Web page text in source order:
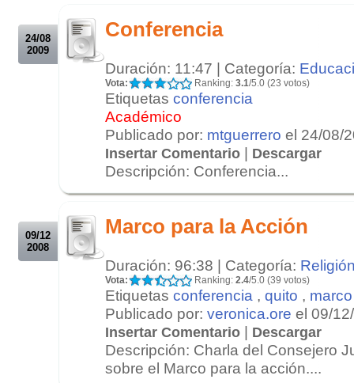
24/08
2009
Conferencia
Duración: 11:47 | Categoría:
Vota: Ranking: 3.1/5.0 (23 votos)
Etiquetas conferencia
Académico
Publicado por: mtguerrero el 24/08/
Insertar Comentario | Descargar
Descripción: Conferencia...
09/12
2008
Marco para la Acción
Duración: 96:38 | Categoría:
Vota: Ranking: 2.4/5.0 (39 votos)
Etiquetas conferencia , quito , marco
Publicado por: veronica.ore el 09/
Insertar Comentario | Descargar
Descripción: Charla del Consejero
sobre el Marco para la acción....